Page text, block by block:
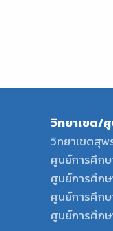
วิทยาเขต/
วิทยาเขตสุ
ศูนย์การศึก
ศูนย์การศึก
ศูนย์การศึก
ศูนย์การศึก